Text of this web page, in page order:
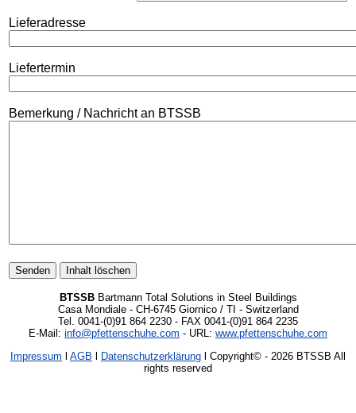
Lieferadresse
Liefertermin
Bemerkung / Nachricht an BTSSB
BTSSBBartmann Total Solutions in Steel Buildings
Casa Mondiale - CH-6745 Giornico / TI - Switzerland
Tel. 0041-(0)91 864 2230 - FAX 0041-(0)91 864 2235
E-Mail: info@pfettenschuhe.com - URL: www.pfettenschuhe.com
Impressum l AGB l Datenschutzerklärung l Copyright© - 2026 BTSSB All
rights reserved